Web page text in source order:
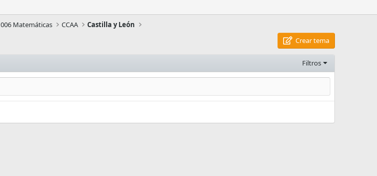
006 Matemáticas CCAA Castilla y León
Crear tema
Filtros